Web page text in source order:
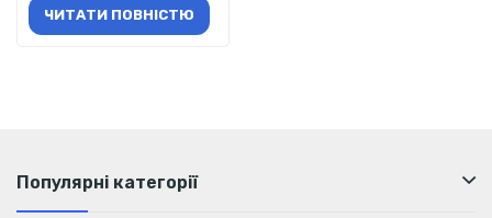
ЧИТАТИ ПОВНІСТЮ
Популярні категорії